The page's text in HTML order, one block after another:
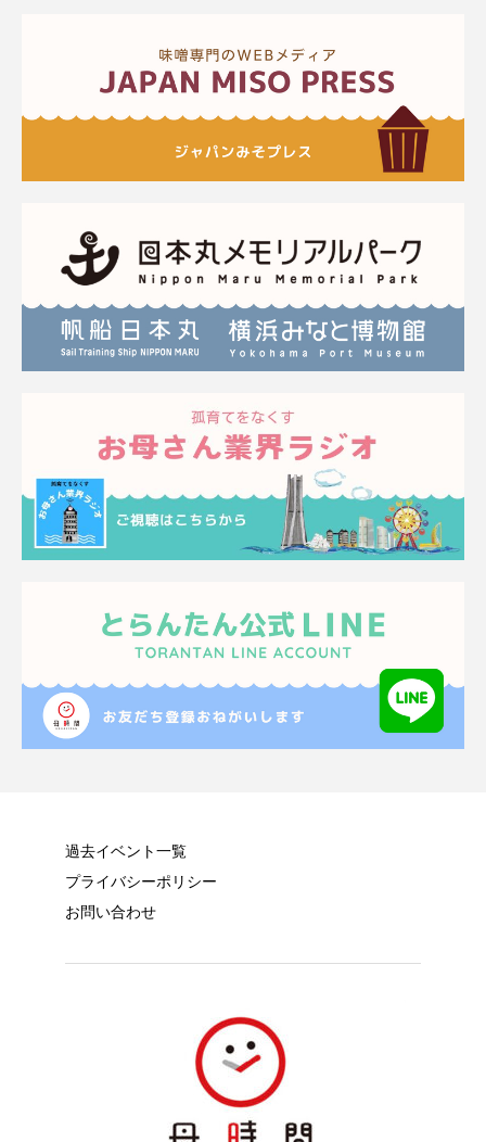
過去イベント一覧
プライバシーポリシー
お問い合わせ